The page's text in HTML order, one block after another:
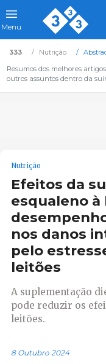
Menu
333 Nutrição
Resumos dos melhores
outros assuntos dentro da
Nutrição
Efeitos da
esqualeno à
nos danos
pelo
leitões
A suplementação
pode reduzir os
leitões.
8 Outubro 2024